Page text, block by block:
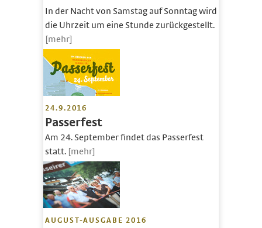
In der Nacht von Samstag auf Sonntag wird
die Uhrzeit um eine Stunde zurückgestellt.
[mehr]
24.9.2016
Passerfest
Am 24. September findet das Passerfest
statt. [mehr]
AUGUST-AUSGABE 2016